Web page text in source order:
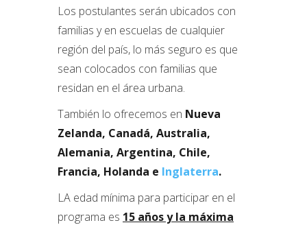
Los postulantes serán ubicados con
familias y en escuelas de cualquier
región del país, lo más seguro es que
sean colocados con familias que
residan en el área urbana.
También lo ofrecemos en Nueva
Zelanda, Canadá, Australia,
Alemania, Argentina, Chile,
Francia, Holanda e Inglaterra.
LA edad mínima para participar en el
programa es 15 años y la máxima